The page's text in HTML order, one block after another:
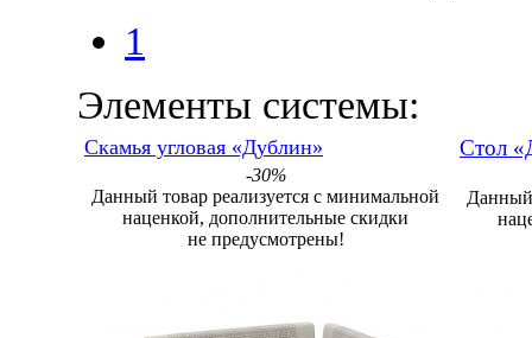
1
Элементы системы:
Скамья угловая «Дублин»
-30%
Данный товар реализуется с минимальной
наценкой, дополнительные скидки
не предусмотрены!
Стол
Данный